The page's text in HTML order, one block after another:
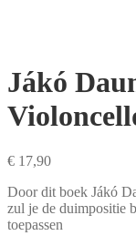
Jákó
€ 17,90
Door dit boek Jákó
zul je de duimpositie
toepassen